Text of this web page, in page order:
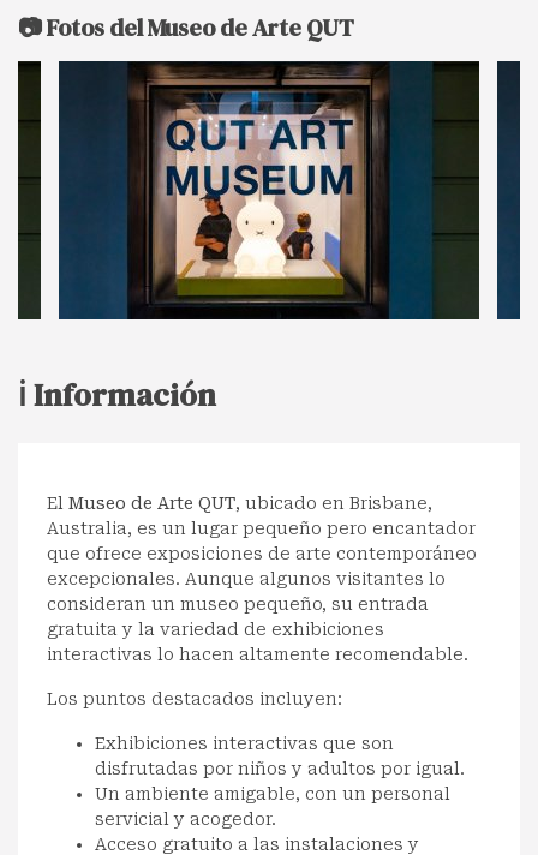
📷 Fotos del Museo de Arte QUT
ℹ️ Información
El Museo de Arte QUT, ubicado en Brisbane,
Australia, es un lugar pequeño pero encantador
que ofrece exposiciones de arte contemporáneo
excepcionales. Aunque algunos visitantes lo
consideran un museo pequeño, su entrada
gratuita y la variedad de exhibiciones
interactivas lo hacen altamente recomendable.
Los puntos destacados incluyen:
Exhibiciones interactivas que son
disfrutadas por niños y adultos por igual.
Un ambiente amigable, con un personal
servicial y acogedor.
Acceso gratuito a las instalaciones y